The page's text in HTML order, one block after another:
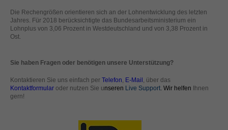
Die Rechengrößen orientieren sich an der Lohnentwicklung des letzten
Jahres. Für 2018 berücksichtigte das Bundesarbeitsministerium ein
Lohnplus von 3,06 Prozent in Westdeutschland und von 3,38 Prozent in
Ost.
Sie haben Fragen oder benötigen unsere Unterstützung?
Kontaktieren Sie uns einfach per Telefon E-Mail , über das
Kontaktformular oder nutzen Sie unseren Live Support . Wir helfen Ihnen
gern!
Datenschutzeinstellungen
Essenziell (1)
Essenzielle Cookies ermöglichen grundlegende Funktionen und sind für
Cookie-Informationen anzeigen
Externe Medien (2)
Inhalte von Videoplattformen und Social-Media-Plattformen werden
werden, bedarf der Zugriff auf diese Inhalte keiner manuellen Einwilligung